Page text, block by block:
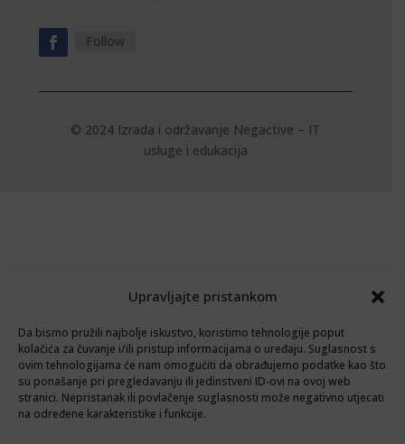
Upravljajte pristankom
Da bismo pružili najbolje iskustvo, koristimo tehnologije poput
kolačića za čuvanje i/ili pristup informacijama o uređaju. Suglasnost s
ovim tehnologijama će nam omogućiti da obrađujemo podatke kao što
su ponašanje pri pregledavanju ili jedinstveni ID-ovi na ovoj web
stranici. Nepristanak ili povlačenje suglasnosti može negativno utjecati
na određene karakteristike i funkcije.
Follow
© 2024 Izrada i održavanje Negactive – IT
usluge i edukacija